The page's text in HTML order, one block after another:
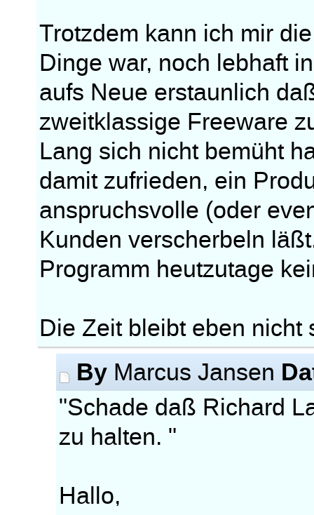
Trotzdem kann ich mir
Dinge war, noch lebhaft
aufs Neue erstaunlich
zweitklassige Freeware
Lang sich nicht bemüht
damit zufrieden, ein
anspruchsvolle (oder
Kunden verscherbeln
Programm heutzutage
Die Zeit bleibt eben nicht
By Marcus Jansen
"Schade daß Richard
zu halten. "
Hallo,